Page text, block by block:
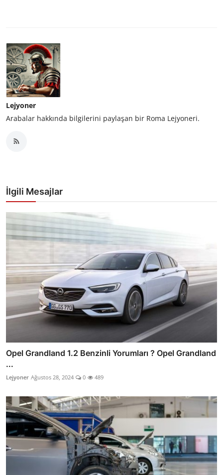
Lejyoner
Arabalar hakkında bilgilerini paylaşan bir Roma Lejyoneri.
İlgili Mesajlar
Opel Grandland 1.2 Benzinli Yorumları ? Opel Grandland
...
Lejyoner Ağustos 28, 2024 0 489